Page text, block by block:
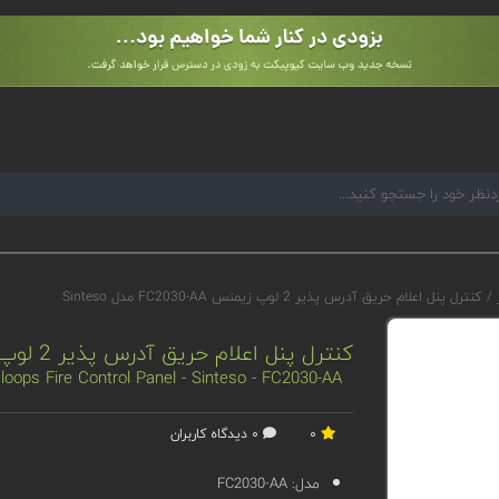
/ کنترل پنل اعلام حریق آدرس پذیر 2 لوپ زیمنس FC2030-AA مدل Sinteso
کنترل پنل اعلام حریق آدرس پذیر 2 لوپ زیمنس FC2030-AA مدل Sinteso
Fire Control Panel - Sinteso - FC2030-AA
مدل:FC2030-AA